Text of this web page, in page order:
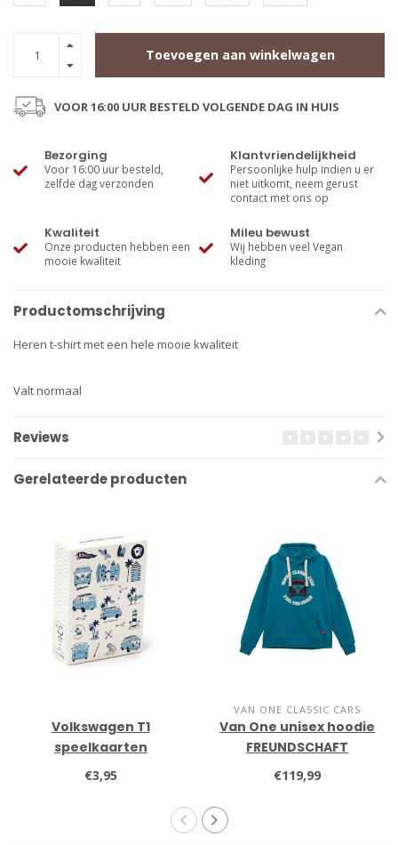
Toevoegen aan winkelwagen
VOOR 16:00 UUR BESTELD VOLGENDE DAG IN HUIS
Bezorging
Voor 16:00 uur besteld,
zelfde dag verzonden
Klantvriendelijkheid
Persoonlijke hulp indien u er
niet uitkomt, neem gerust
contact met ons op
Kwaliteit
Onze producten hebben een
mooie kwaliteit
Mileu bewust
Wij hebben veel Vegan
kleding
Productomschrijving
Heren t-shirt met een hele mooie kwaliteit
Valt normaal
Reviews
Gerelateerde producten
Volkswagen T1
speelkaarten
€3,95
VAN ONE CLASSIC CARS
Van One unisex hoodie
FREUNDSCHAFT
€119,99